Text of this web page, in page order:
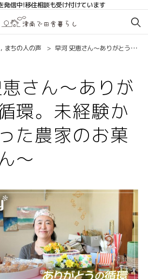
発信中!移住相談も受け付けています
ターブログ
ターブログ
活動キロク
ターブログ
ターブログ
活動キロク
, まちの人の声 早河 史恵さん～ありがとうの循環。未経験から始まった農家のお菓子屋さん～
さん～ありが
環。未経験か
た農家のお菓
～